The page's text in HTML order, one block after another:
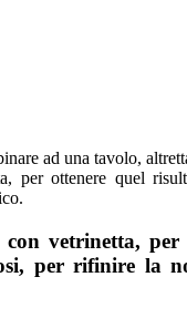
ad una tavolo,
per ottenere quel
con vetrinetta,
per rifinire la